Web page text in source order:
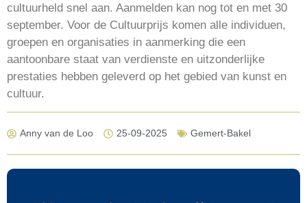
cultuurheld snel aan. Aanmelden kan nog tot en met 30
september. Voor de Cultuurprijs komen alle individuen,
groepen en organisaties in aanmerking die een
aantoonbare staat van verdienste en uitzonderlijke
prestaties hebben geleverd op het gebied van kunst en
cultuur.
Anny van de Loo 25-09-2025 Gemert-Bakel